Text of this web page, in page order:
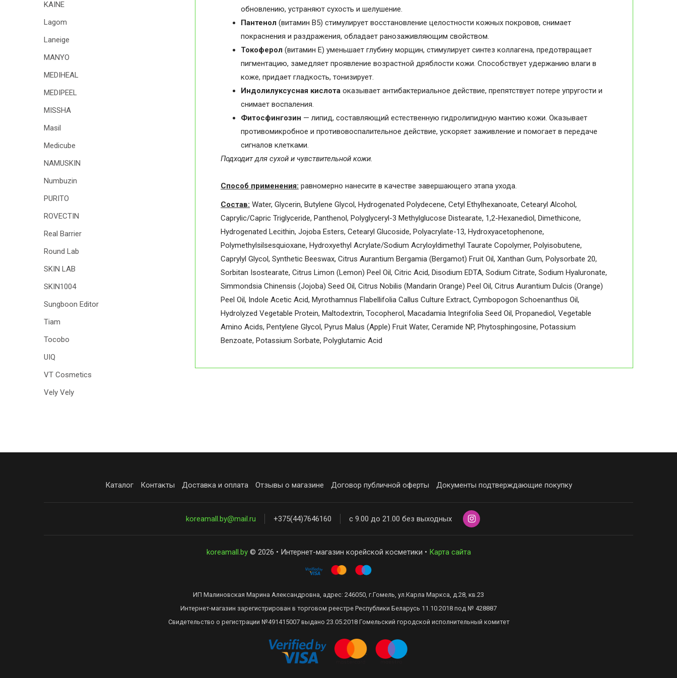
обновлению, устраняют сухость и шелушение.
Пантенол (витамин B5) стимулирует восстановление целостности кожных покровов, снимает
покраснения и раздражения, обладает ранозаживляющим свойством.
Токоферол (витамин E) уменьшает глубину морщин, стимулирует синтез коллагена, предотвращает
пигментацию, замедляет проявление возрастной дряблости кожи. Способствует удержанию влаги в
коже, придает гладкость, тонизирует.
Индолилуксусная кислота оказывает антибактериальное действие, препятствует потере упругости и
снимает воспаления.
Фитосфингозин — липид, составляющий естественную гидролипидную мантию кожи. Оказывает
противомикробное и противовоспалительное действие, ускоряет заживление и помогает в передаче
сигналов клетками.
Подходит для сухой и чувствительной кожи.
Способ применения: равномерно нанесите в качестве завершающего этапа ухода.
Состав: Water, Glycerin, Butylene Glycol, Hydrogenated Polydecene, Cetyl Ethylhexanoate, Cetearyl Alcohol,
Caprylic/Capric Triglyceride, Panthenol, Polyglyceryl-3 Methylglucose Distearate, 1,2-Hexanediol, Dimethicone,
Hydrogenated Lecithin, Jojoba Esters, Cetearyl Glucoside, Polyacrylate-13, Hydroxyacetophenone,
Polymethylsilsesquioxane, Hydroxyethyl Acrylate/Sodium Acryloyldimethyl Taurate Copolymer, Polyisobutene,
Caprylyl Glycol, Synthetic Beeswax, Citrus Aurantium Bergamia (Bergamot) Fruit Oil, Xanthan Gum, Polysorbate 20,
Sorbitan Isostearate, Citrus Limon (Lemon) Peel Oil, Citric Acid, Disodium EDTA, Sodium Citrate, Sodium Hyaluronate,
Simmondsia Chinensis (Jojoba) Seed Oil, Citrus Nobilis (Mandarin Orange) Peel Oil, Citrus Aurantium Dulcis (Orange)
Peel Oil, Indole Acetic Acid, Myrothamnus Flabellifolia Callus Culture Extract, Cymbopogon Schoenanthus Oil,
Hydrolyzed Vegetable Protein, Maltodextrin, Tocopherol, Macadamia Integrifolia Seed Oil, Propanediol, Vegetable
Amino Acids, Pentylene Glycol, Pyrus Malus (Apple) Fruit Water, Ceramide NP, Phytosphingosine, Potassium
Benzoate, Potassium Sorbate, Polyglutamic Acid
KAINE
Lagom
Laneige
MANYO
MEDIHEAL
MEDIPEEL
MISSHA
Masil
Medicube
NAMUSKIN
Numbuzin
PURITO
ROVECTIN
Real Barrier
Round Lab
SKIN LAB
SKIN1004
Sungboon Editor
Tiam
Tocobo
UIQ
VT Cosmetics
Vely Vely
Каталог Контакты Доставка и оплата Отзывы о магазине Договор публичной оферты Документы подтверждающие покупку
koreamall.by@mail.ru +375(44)7646160 с 9.00 до 21.00 без выходных
koreamall.by© 2026 • Интернет-магазин корейской косметики • Карта сайта
ИП Малиновская Марина Александровна, адрес: 246050, г.Гомель, ул.Карла Маркса, д.28, кв.23
Интернет-магазин зарегистрирован в торговом реестре Республики Беларусь 11.10.2018 под № 428887
Свидетельство о регистрации №491415007 выдано 23.05.2018 Гомельский городской исполнительный комитет